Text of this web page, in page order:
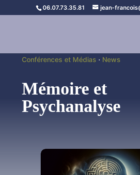
06.07.73.35.81 jean-
Conférences et Médias · News
Mémoire et
Psychanalyse